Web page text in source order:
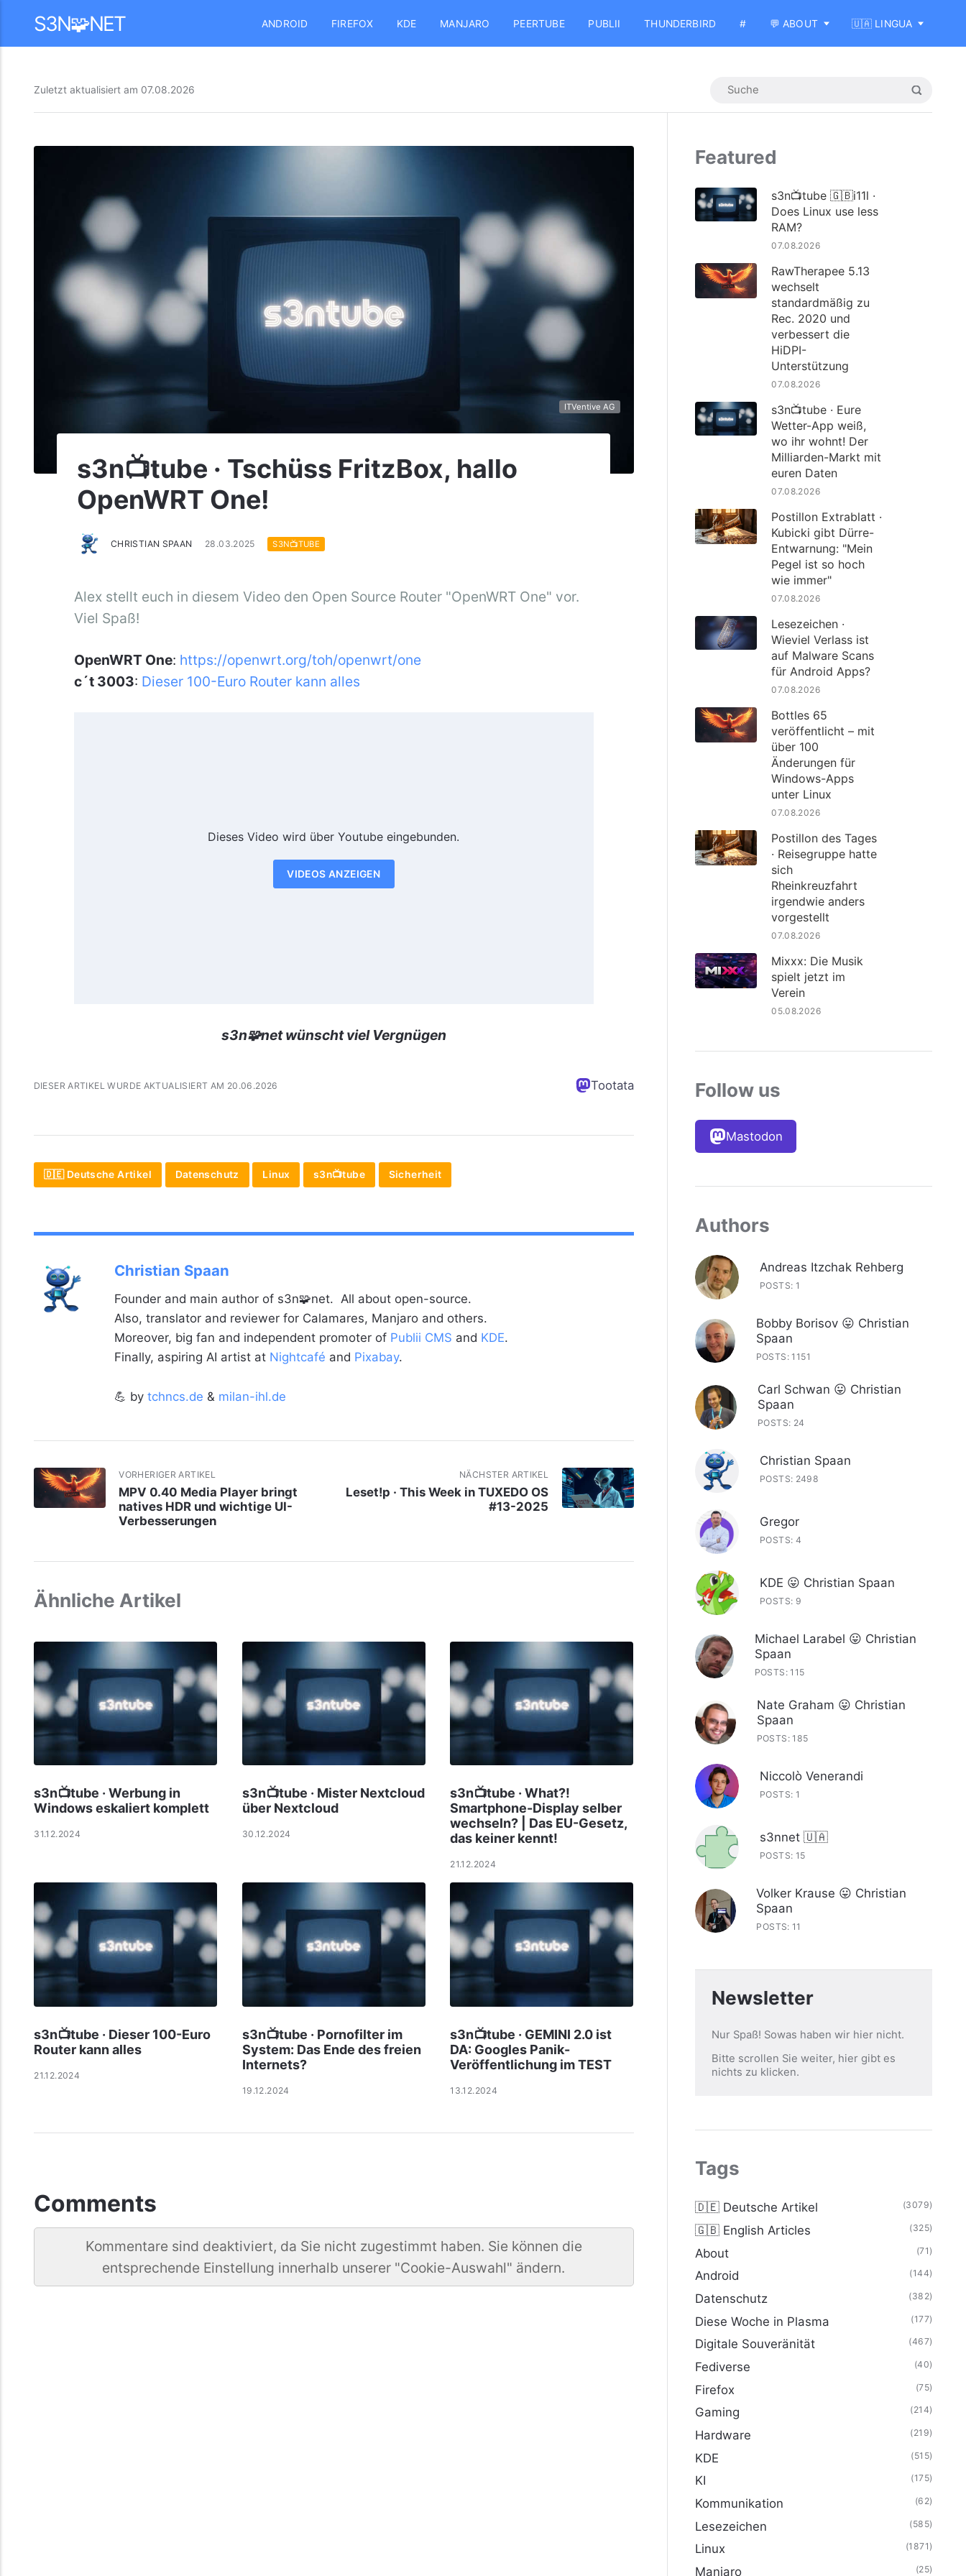
S3N🧩NET ANDROID FIREFOX KDE MANJARO PEERTUBE PUBLII THUNDERBIRD # 💬 ABOUT 🇺🇦 LINGUA
Zuletzt aktualisiert am 07.08.2026
ITVentive AG
s3n📺tube · Tschüss FritzBox, hallo
OpenWRT One!
CHRISTIAN SPAAN 28.03.2025 S3N📺TUBE
Alex stellt euch in diesem Video den Open Source Router "OpenWRT One" vor.
Viel Spaß!
OpenWRT One: https://openwrt.org/toh/openwrt/one
c´t 3003: Dieser 100-Euro Router kann alles
Dieses Video wird über Youtube eingebunden.
VIDEOS ANZEIGEN
s3n🧩net wünscht viel Vergnügen
DIESER ARTIKEL WURDE AKTUALISIERT AM 20.06.2026 Tootata
🇩🇪 Deutsche Artikel Datenschutz Linux s3n📺tube Sicherheit
Christian Spaan
Founder and main author of s3n🧩net. All about open-source.
Also, translator and reviewer for Calamares, Manjaro and others.
Moreover, big fan and independent promoter of Publii CMS and KDE.
Finally, aspiring AI artist at Nightcafé and Pixabay.
💪 by tchncs.de & milan-ihl.de
VORHERIGER ARTIKEL
MPV 0.40 Media Player bringt
natives HDR und wichtige UI-
Verbesserungen
NÄCHSTER ARTIKEL
Leset!p · This Week in TUXEDO OS
#13-2025
Ähnliche Artikel
s3n📺tube · Werbung in
Windows eskaliert komplett
31.12.2024
s3n📺tube · Mister Nextcloud
über Nextcloud
30.12.2024
s3n📺tube · What?!
Smartphone-Display selber
wechseln? | Das EU-Gesetz,
das keiner kennt!
21.12.2024
s3n📺tube · Dieser 100-Euro
Router kann alles
21.12.2024
s3n📺tube · Pornofilter im
System: Das Ende des freien
Internets?
19.12.2024
s3n📺tube · GEMINI 2.0 ist
DA: Googles Panik-
Veröffentlichung im TEST
13.12.2024
Comments
Kommentare sind deaktiviert, da Sie nicht zugestimmt haben. Sie können die
entsprechende Einstellung innerhalb unserer "Cookie-Auswahl" ändern.
Featured
s3n📺tube 🇬🇧i11l ·
Does Linux use less
RAM?
07.08.2026
RawTherapee 5.13
wechselt
standardmäßig zu
Rec. 2020 und
verbessert die
HiDPI-
Unterstützung
07.08.2026
s3n📺tube · Eure
Wetter-App weiß,
wo ihr wohnt! Der
Milliarden-Markt mit
euren Daten
07.08.2026
Postillon Extrablatt ·
Kubicki gibt Dürre-
Entwarnung: "Mein
Pegel ist so hoch
wie immer"
07.08.2026
Lesezeichen ·
Wieviel Verlass ist
auf Malware Scans
für Android Apps?
07.08.2026
Bottles 65
veröffentlicht – mit
über 100
Änderungen für
Windows-Apps
unter Linux
07.08.2026
Postillon des Tages
· Reisegruppe hatte
sich
Rheinkreuzfahrt
irgendwie anders
vorgestellt
07.08.2026
Mixxx: Die Musik
spielt jetzt im
Verein
05.08.2026
Follow us
Mastodon
Authors
Andreas Itzchak Rehberg
POSTS: 1
Bobby Borisov 😛 Christian
Spaan
POSTS: 1151
Carl Schwan 😛 Christian
Spaan
POSTS: 24
Christian Spaan
POSTS: 2498
Gregor
POSTS: 4
KDE 😛 Christian Spaan
POSTS: 9
Michael Larabel 😛 Christian
Spaan
POSTS: 115
Nate Graham 😛 Christian
Spaan
POSTS: 185
Niccolò Venerandi
POSTS: 1
s3nnet 🇺🇦
POSTS: 15
Volker Krause 😛 Christian
Spaan
POSTS: 11
Newsletter
Nur Spaß! Sowas haben wir hier nicht.
Bitte scrollen Sie weiter, hier gibt es
nichts zu klicken.
Tags
🇩🇪 Deutsche Artikel (3079)
🇬🇧 English Articles (325)
About (71)
Android (144)
Datenschutz (382)
Diese Woche in Plasma (177)
Digitale Souveränität (467)
Fediverse (40)
Firefox (75)
Gaming (214)
Hardware (219)
KDE (515)
KI (175)
Kommunikation (62)
Lesezeichen (585)
Linux (1871)
Manjaro (25)